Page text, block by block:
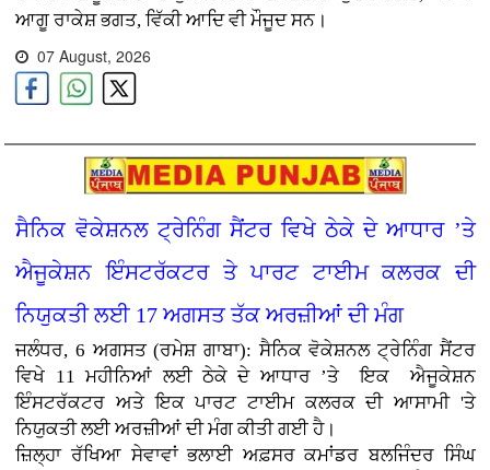
ਆਗੂ ਰਾਕੇਸ਼ ਭਗਤ, ਵਿੱਕੀ ਆਦਿ ਵੀ ਮੌਜੂਦ ਸਨ।
07 August, 2026
ਸੈਨਿਕ ਵੋਕੇਸ਼ਨਲ ਟ੍ਰੇਨਿੰਗ ਸੈਂਟਰ ਵਿਖੇ ਠੇਕੇ ਦੇ ਆਧਾਰ ’ਤੇ
ਐਜੂਕੇਸ਼ਨ ਇੰਸਟਰੱਕਟਰ ਤੇ ਪਾਰਟ ਟਾਈਮ ਕਲਰਕ ਦੀ
ਨਿਯੁਕਤੀ ਲਈ 17 ਅਗਸਤ ਤੱਕ ਅਰਜ਼ੀਆਂ ਦੀ ਮੰਗ
ਜਲੰਧਰ, 6 ਅਗਸਤ (ਰਮੇਸ਼ ਗਾਬਾ): ਸੈਨਿਕ ਵੋਕੇਸ਼ਨਲ ਟ੍ਰੇਨਿੰਗ ਸੈਂਟਰ
ਵਿਖੇ 11 ਮਹੀਨਿਆਂ ਲਈ ਠੇਕੇ ਦੇ ਆਧਾਰ ’ਤੇ ਇਕ ਐਜੂਕੇਸ਼ਨ
ਇੰਸਟਰੱਕਟਰ ਅਤੇ ਇਕ ਪਾਰਟ ਟਾਈਮ ਕਲਰਕ ਦੀ ਆਸਾਮੀ 'ਤੇ
ਨਿਯੁਕਤੀ ਲਈ ਅਰਜ਼ੀਆਂ ਦੀ ਮੰਗ ਕੀਤੀ ਗਈ ਹੈ।
ਜ਼ਿਲ੍ਹਾ ਰੱਖਿਆ ਸੇਵਾਵਾਂ ਭਲਾਈ ਅਫ਼ਸਰ ਕਮਾਂਡਰ ਬਲਜਿੰਦਰ ਸਿੰਘ